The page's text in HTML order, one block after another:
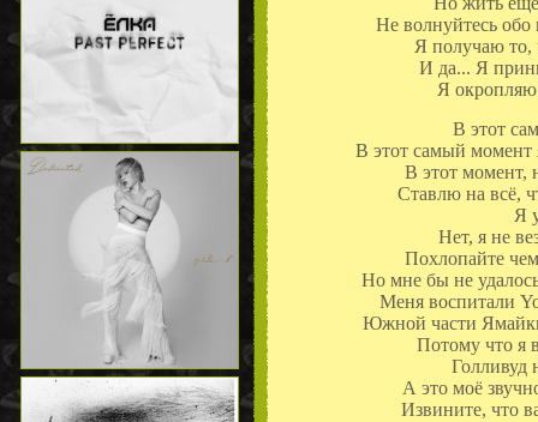
Не волнуйтесь
Я получаю то,
И да... Я
Я окропляю
В этот
В этот самый момент
В этот момент,
Ставлю на всё,
Я
Нет, я не
Похлопайте
Но мне бы не
Меня воспитали
Южной части
Потому что я
Голливуд
А это моё
Извините, что